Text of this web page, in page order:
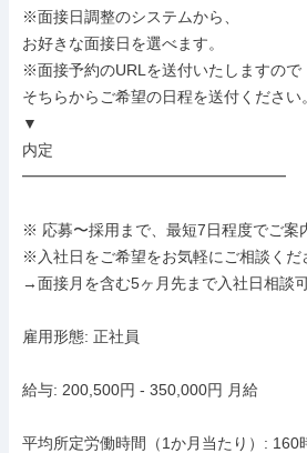
※面接日調整のシステムから、
お好きな面接日を選べます。
※面接予約のURLを送付いたしますので
そちらからご希望の日程を送付ください。
▼
内定
━━━━━━━━━━━━━━━━━
※ 応募〜採用まで、最短7日程度でご案
※入社日をご希望をお気軽にご相談くだ
→面接月を含む5ヶ月先まで入社日相談可
雇用形態: 正社員
給与: 200,500円 - 350,000円 月給
平均所定労働時間（1か月当たり）: 160